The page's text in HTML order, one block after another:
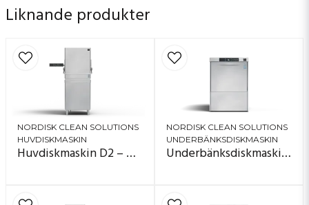
Tack vare omvänd osmos behövs endast ytterst lite
disk- och torkmedel för ett skinande diskresultat.
Tre diskprogram
G1 Master har tre glasdiskprogram: vinglas, dricksglas
Liknande produkter
NORDISK CLEAN SOLUTIONS
HUVDISKMASKIN
Huvdiskmaskin D2 – Master line
NORDISK CLEAN SOLUTIONS
UNDERBÄNKSDISKMASKIN
Underbänksdiskmaskin D1 – Master line